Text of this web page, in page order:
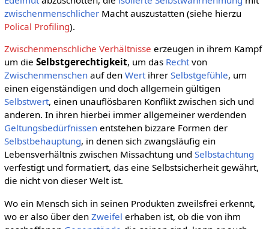
zwischenmenschlicherMacht auszustatten (siehe hierzu
Polical Profiling).
Zwischenmenschliche Verhältnisse erzeugen in ihrem Kampf
um die Selbstgerechtigkeit, um das Rechtvon
Zwischenmenschenauf den Wertihrer Selbstgefühle, um
einen eigenständigen und doch allgemein gültigen
Selbstwert, einen unauflösbaren Konflikt zwischen sich und
anderen. In ihren hierbei immer allgemeiner werdenden
Geltungsbedürfnissenentstehen bizzare Formen der
Selbstbehauptung, in denen sich zwangsläufig ein
Lebensverhältnis zwischen Missachtung und Selbstachtung
verfestigt und formatiert, das eine Selbstsicherheit gewährt,
die nicht von dieser Welt ist.
Wo ein Mensch sich in seinen Produkten zweilsfrei erkennt,
wo er also über den Zweifel erhaben ist, ob die von ihm